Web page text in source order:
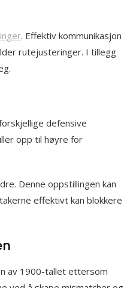
. Effektiv kommunikasjon
rutejusteringer. I tillegg
defensive
opp til høyre for
Denne oppstillingen kan
effektivt kan blokkere
av 1900-tallet ettersom